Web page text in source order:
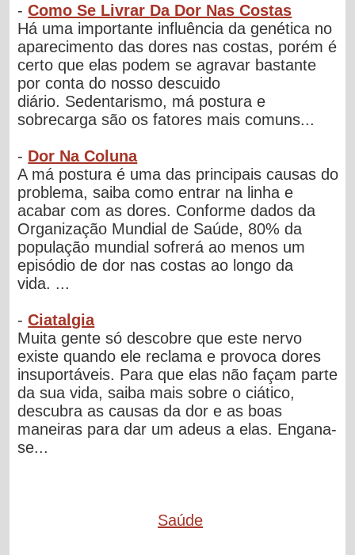
-Como Se Livrar Da Dor Nas Costas
Há uma importante influência da genética no
aparecimento das dores nas costas, porém é
certo que elas podem se agravar bastante
por conta do nosso descuido
diário. Sedentarismo, má postura e
sobrecarga são os fatores mais comuns...
- Dor Na Coluna
A má postura é uma das principais causas do
problema, saiba como entrar na linha e
acabar com as dores. Conforme dados da
Organização Mundial de Saúde, 80% da
população mundial sofrerá ao menos um
episódio de dor nas costas ao longo da
vida. ...
-Ciatalgia
Muita gente só descobre que este nervo
existe quando ele reclama e provoca dores
insuportáveis. Para que elas não façam parte
da sua vida, saiba mais sobre o ciático,
descubra as causas da dor e as boas
maneiras para dar um adeus a elas. Engana-
se...
Saúde